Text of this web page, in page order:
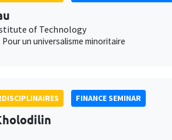
of Technology
un universalisme minoritaire
FINANCE SEMINAR